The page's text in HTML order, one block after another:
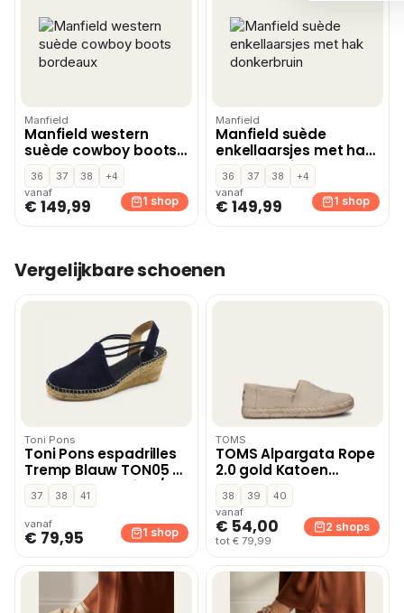
Manfield
Manfield western
suède cowboy boots
bordeaux
36 37 38
+4
vanaf
€ 149,99 1 shop
Manfield
Manfield suède
enkellaarsjes met hak
donkerbruin
36 37 38
+4
vanaf
€ 149,99 1 shop
Vergelijkbare schoenen
Toni Pons
Toni Pons espadrilles
Tremp Blauw TON05 –
Blauw,Zwart,Beige /
Khaki,Cognac
37 38 41
vanaf
€ 79,95 1 shop
TOMS
TOMS Alpargata Rope
2.0 gold Katoen
Dames – Goud
38 39
40
vanaf
€ 54,00
tot € 79,99
2 shops